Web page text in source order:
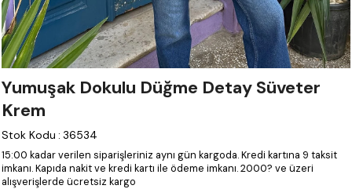
Yumuşak Dokulu Düğme Detay Süveter
Krem
Stok Kodu : 36534
15:00 kadar verilen siparişleriniz aynı gün kargoda.Kredi kartına 9 taksit
imkanı.Kapıda nakit ve kredi kartı ile ödeme imkanı.2000? ve üzeri
alışverişlerde ücretsiz kargo